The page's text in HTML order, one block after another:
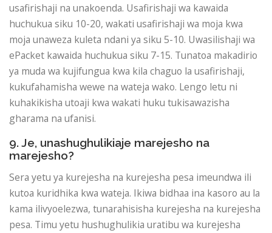
usafirishaji na unakoenda. Usafirishaji wa kawaida
huchukua siku 10-20, wakati usafirishaji wa moja kwa
moja unaweza kuleta ndani ya siku 5-10. Uwasilishaji wa
ePacket kawaida huchukua siku 7-15. Tunatoa makadirio
ya muda wa kujifungua kwa kila chaguo la usafirishaji,
kukufahamisha wewe na wateja wako. Lengo letu ni
kuhakikisha utoaji kwa wakati huku tukisawazisha
gharama na ufanisi.
9. Je, unashughulikiaje marejesho na
marejesho?
Sera yetu ya kurejesha na kurejesha pesa imeundwa ili
kutoa kuridhika kwa wateja. Ikiwa bidhaa ina kasoro au la
kama ilivyoelezwa, tunarahisisha kurejesha na kurejesha
pesa. Timu yetu hushughulikia uratibu wa kurejesha